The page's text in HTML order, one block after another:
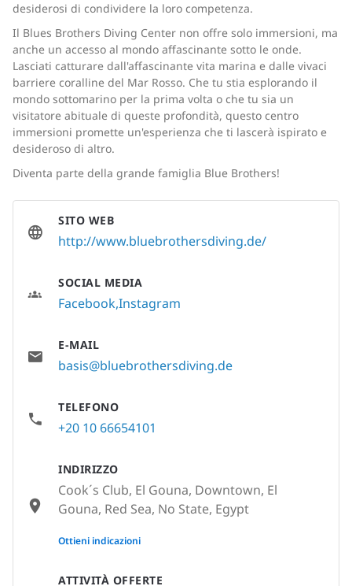
desiderosi di condividere la loro competenza.
Il Blues Brothers Diving Center non offre solo immersioni, ma
anche un accesso al mondo affascinante sotto le onde.
Lasciati catturare dall'affascinante vita marina e dalle vivaci
barriere coralline del Mar Rosso. Che tu stia esplorando il
mondo sottomarino per la prima volta o che tu sia un
visitatore abituale di queste profondità, questo centro
immersioni promette un'esperienza che ti lascerà ispirato e
desideroso di altro.
Diventa parte della grande famiglia Blue Brothers!
ATTIVITÀ OFFERTE
SITO WEB
http://www.bluebrothersdiving.de/
SOCIAL MEDIA
FacebookInstagram
E-MAIL
basis@bluebrothersdiving.de
TELEFONO
+20 10 66654101
INDIRIZZO
Cook´s Club, El Gouna, Downtown, El
Gouna, Red Sea, No State, Egypt
None
Ottieni indicazioni